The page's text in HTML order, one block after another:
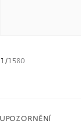
1/1580
UPOZORNĚNÍ